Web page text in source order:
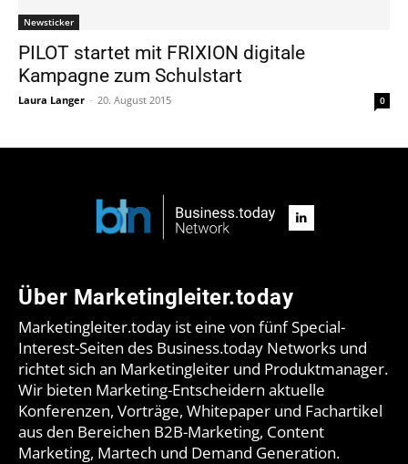
Newsticker
PILOT startet mit FRIXION digitale
Kampagne zum Schulstart
Laura Langer - 20. August 2015 0
Über Marketingleiter.today
Marketingleiter.today ist eine von fünf Special-
Interest-Seiten des Business.today Networks und
richtet sich an Marketingleiter und Produktmanager.
Wir bieten Marketing-Entscheidern aktuelle
Konferenzen, Vorträge, Whitepaper und Fachartikel
aus den Bereichen B2B-Marketing, Content
Marketing, Martech und Demand Generation.